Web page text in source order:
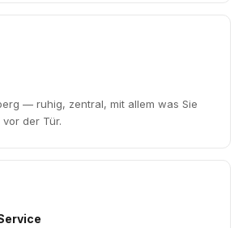
— ruhig, zentral, mit allem was Sie
der Tür.